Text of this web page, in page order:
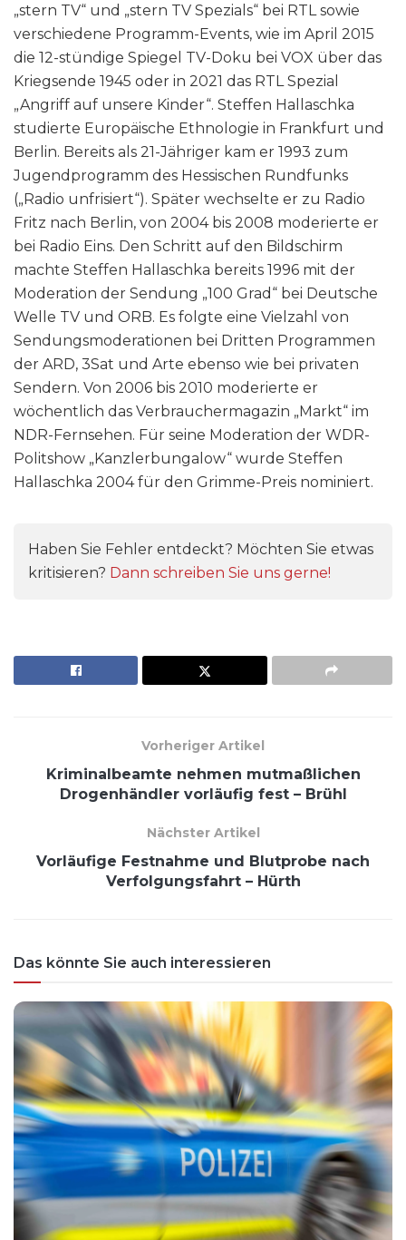
„stern TV“ und „stern TV Spezials“ bei RTL sowie
verschiedene Programm-Events, wie im April 2015
die 12-stündige Spiegel TV-Doku bei VOX über das
Kriegsende 1945 oder in 2021 das RTL Spezial
„Angriff auf unsere Kinder“. Steffen Hallaschka
studierte Europäische Ethnologie in Frankfurt und
Berlin. Bereits als 21-Jähriger kam er 1993 zum
Jugendprogramm des Hessischen Rundfunks
(„Radio unfrisiert“). Später wechselte er zu Radio
Fritz nach Berlin, von 2004 bis 2008 moderierte er
bei Radio Eins. Den Schritt auf den Bildschirm
machte Steffen Hallaschka bereits 1996 mit der
Moderation der Sendung „100 Grad“ bei Deutsche
Welle TV und ORB. Es folgte eine Vielzahl von
Sendungsmoderationen bei Dritten Programmen
der ARD, 3Sat und Arte ebenso wie bei privaten
Sendern. Von 2006 bis 2010 moderierte er
wöchentlich das Verbrauchermagazin „Markt“ im
NDR-Fernsehen. Für seine Moderation der WDR-
Politshow „Kanzlerbungalow“ wurde Steffen
Hallaschka 2004 für den Grimme-Preis nominiert.
Haben Sie Fehler entdeckt? Möchten Sie etwas
kritisieren? Dann schreiben Sie uns gerne!
Vorheriger Artikel
Kriminalbeamte nehmen mutmaßlichen
Drogenhändler vorläufig fest – Brühl
Nächster Artikel
Vorläufige Festnahme und Blutprobe nach
Verfolgungsfahrt – Hürth
Das könnte Sie auch interessieren